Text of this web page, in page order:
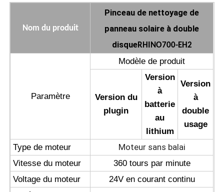
Robot de nettoyage de panneau solaire
Barrière acoustique pour le stockage d'énergie
Nom du produit
Pinceau de nettoyage de
panneau solaire à double
disqueRHINO700-EH2
Paramètre
Modèle de produit
Version du
plugin
Version
à
batterie
au
lithium
Version
à
double
usage
Type de moteur Moteur sans balai
Vitesse du moteur
360 tours par minute
Voltage du moteur
24V en courant continu